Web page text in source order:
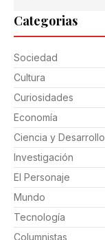
Categorias
Sociedad
Cultura
Curiosidades
Economía
Ciencia y Desarrollo
Investigación
El Personaje
Mundo
Tecnología
Columnistas